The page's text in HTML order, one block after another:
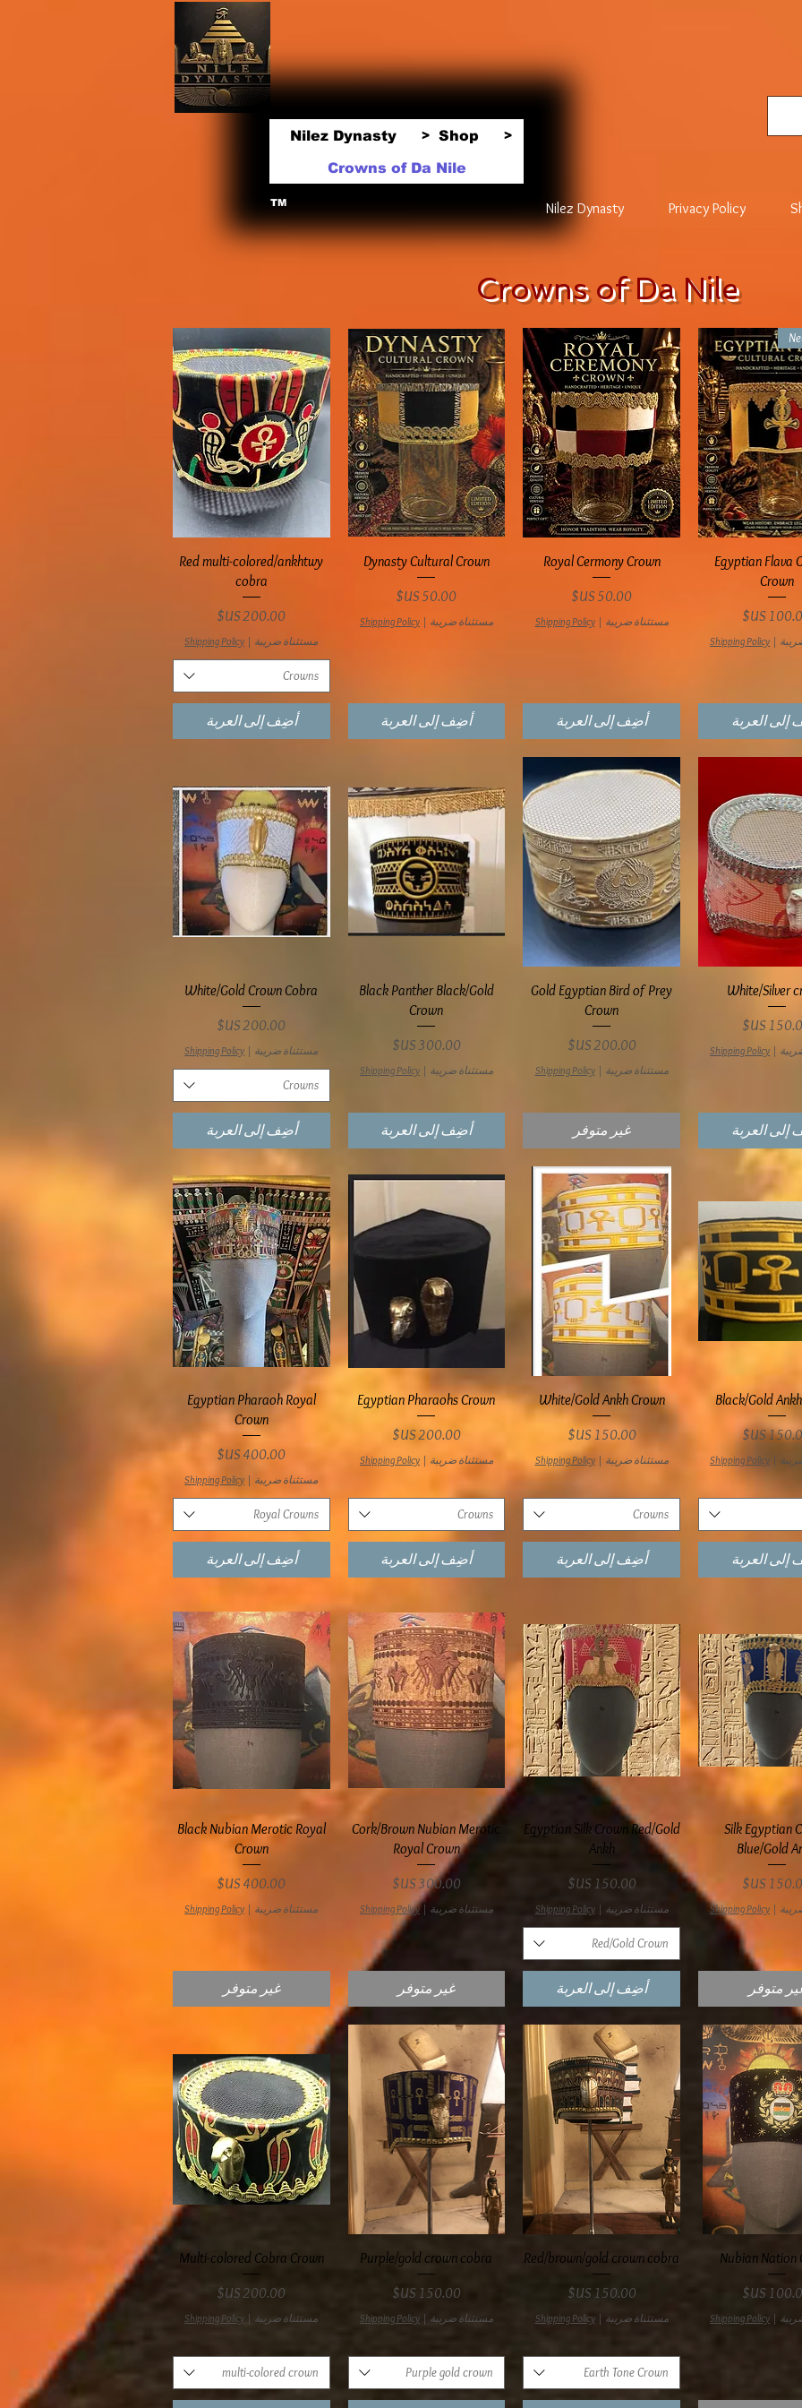
Nilez Dynasty > Shop >
Crowns of Da Nile
TM Nilez Dynasty Privacy Policy
Crowns of Da Nile
السريع
Egyptian Flava
Crown
|
Shipping Policy
إلى العربة
العرض السريع
Royal Cermony Crown
السعر
مستثناة ضريبة |
Shipping Policy
أضِف إلى العربة
العرض السريع
Dynasty Cultural Crown
السعر
مستثناة ضريبة |
Shipping Policy
أضِف إلى العربة
العرض السريع
Red multi-colored/ankhtwy
cobra
السعر
مستثناة ضريبة |
Shipping Policy
Crowns
أضِف إلى العربة
السريع
White/Silver
|
Shipping Policy
إلى العربة
العرض السريع
Gold Egyptian Bird of Prey
Crown
السعر
مستثناة ضريبة |
Shipping Policy
غير متوفر
العرض السريع
Black Panther Black/Gold
Crown
السعر
مستثناة ضريبة |
Shipping Policy
أضِف إلى العربة
العرض السريع
White/Gold Crown Cobra
السعر
مستثناة ضريبة |
Shipping Policy
Crowns
أضِف إلى العربة
السريع
Black/Gold
|
Shipping Policy
إلى العربة
العرض السريع
White/Gold Ankh Crown
السعر‏150.00 US$
مستثناة ضريبة |
Shipping Policy
Crowns
أضِف إلى العربة
العرض السريع
Egyptian Pharaohs Crown
السعر‏200.00 US$
مستثناة ضريبة |
Shipping Policy
Crowns
أضِف إلى العربة
العرض السريع
Egyptian Pharaoh Royal
Crown
السعر
مستثناة ضريبة |
Shipping Policy
Royal Crowns
أضِف إلى العربة
السريع
Silk Egyptian
Blue/Gold
|
Shipping Policy
متوفر
العرض السريع
Egyptian Silk Crown Red/Gold
Ankh
السعر
مستثناة ضريبة |
Shipping Policy
Red/Gold Crown
أضِف إلى العربة
العرض السريع
Cork/Brown Nubian Merotic
Royal Crown
السعر
مستثناة ضريبة |
Shipping Policy
غير متوفر
العرض السريع
Black Nubian Merotic Royal
Crown
السعر
مستثناة ضريبة |
Shipping Policy
غير متوفر
السريع
Nubian Nation
|
Shipping Policy
العرض السريع
Red/brown/gold crown cobra
السعر
مستثناة ضريبة |
Shipping Policy
Earth Tone Crown
العرض السريع
Purple/gold crown cobra
السعر
مستثناة ضريبة |
Shipping Policy
Purple gold crown
العرض السريع
Multi-colored Cobra Crown
السعر
مستثناة ضريبة |
Shipping Policy
multi-colored crown